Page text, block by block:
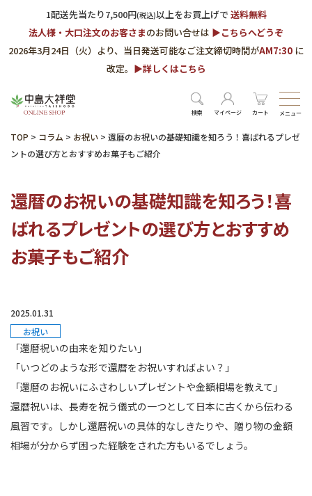
1配送先当たり7,500円(税込)以上をお買上げで 送料無料
法人様・大口注文のお客さまのお問い合せは ▶︎こちらへどうぞ
2026年3月24日（火）より、当日発送可能なご注文締切時間がAM7:30 に
改定。 ▶︎詳しくはこちら
検索 マイページ カート メニュー
TOP > コラム > お祝い > 還暦のお祝いの基礎知識を知ろう！喜ばれるプレゼ
ントの選び方とおすすめお菓子もご紹介
還暦のお祝いの基礎知識を知ろう！喜
ばれるプレゼントの選び方とおすすめ
お菓子もご紹介
2025.01.31
お祝い
「還暦祝いの由来を知りたい」
「いつどのような形で還暦をお祝いすればよい？」
「還暦のお祝いにふさわしいプレゼントや金額相場を教えて」
還暦祝いは、長寿を祝う儀式の一つとして日本に古くから伝わる
風習です。しかし還暦祝いの具体的なしきたりや、贈り物の金額
相場が分からず困った経験をされた方もいるでしょう。